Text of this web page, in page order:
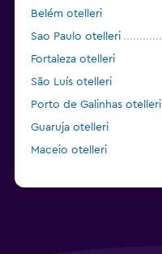
Belém otelleri
Sao Paulo otelleri
Fortaleza otelleri
São Luís otelleri
Porto de Galinhas otelleri
Guaruja otelleri
Maceio otelleri